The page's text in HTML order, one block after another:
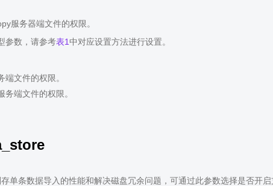
服务器端文件的权限。
参数，请参考表1中对应设置方法进行设置。
文件的权限。
端文件的权限。
存单条数据导入的性能和解决磁盘冗余问题，可通过此参数选择是否开